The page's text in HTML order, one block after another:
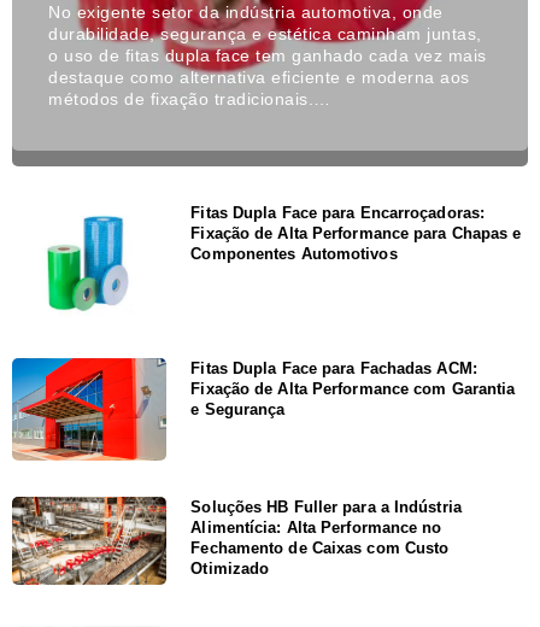
No exigente setor da indústria automotiva, onde
durabilidade, segurança e estética caminham juntas,
o uso de fitas dupla face tem ganhado cada vez mais
destaque como alternativa eficiente e moderna aos
métodos de fixação tradicionais.…
Fitas Dupla Face para Encarroçadoras:
Fixação de Alta Performance para Chapas e
Componentes Automotivos
Fitas Dupla Face para Fachadas ACM:
Fixação de Alta Performance com Garantia
e Segurança
Soluções HB Fuller para a Indústria
Alimentícia: Alta Performance no
Fechamento de Caixas com Custo
Otimizado